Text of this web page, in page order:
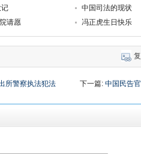
中国司法的现状
请愿
冯正虎生日快乐
所警察执法犯法 下一篇: 中国民告